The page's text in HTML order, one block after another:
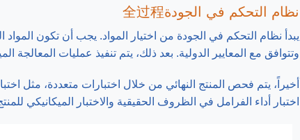
نظام التحكم في الجودة全过程
يبدأ نظام التحكم في الجودة من اختيار المواد. يجب أن تكون
وتتوافق مع المعايير الدولية. بعد ذلك، يتم تنفيذ عمليات
أخيراً، يتم فحص المنتج النهائي من خلال اختبارات متعددة، مثل
اختبار أداء الفرامل في الظروف الحقيقية والاختبار الميكانيكي